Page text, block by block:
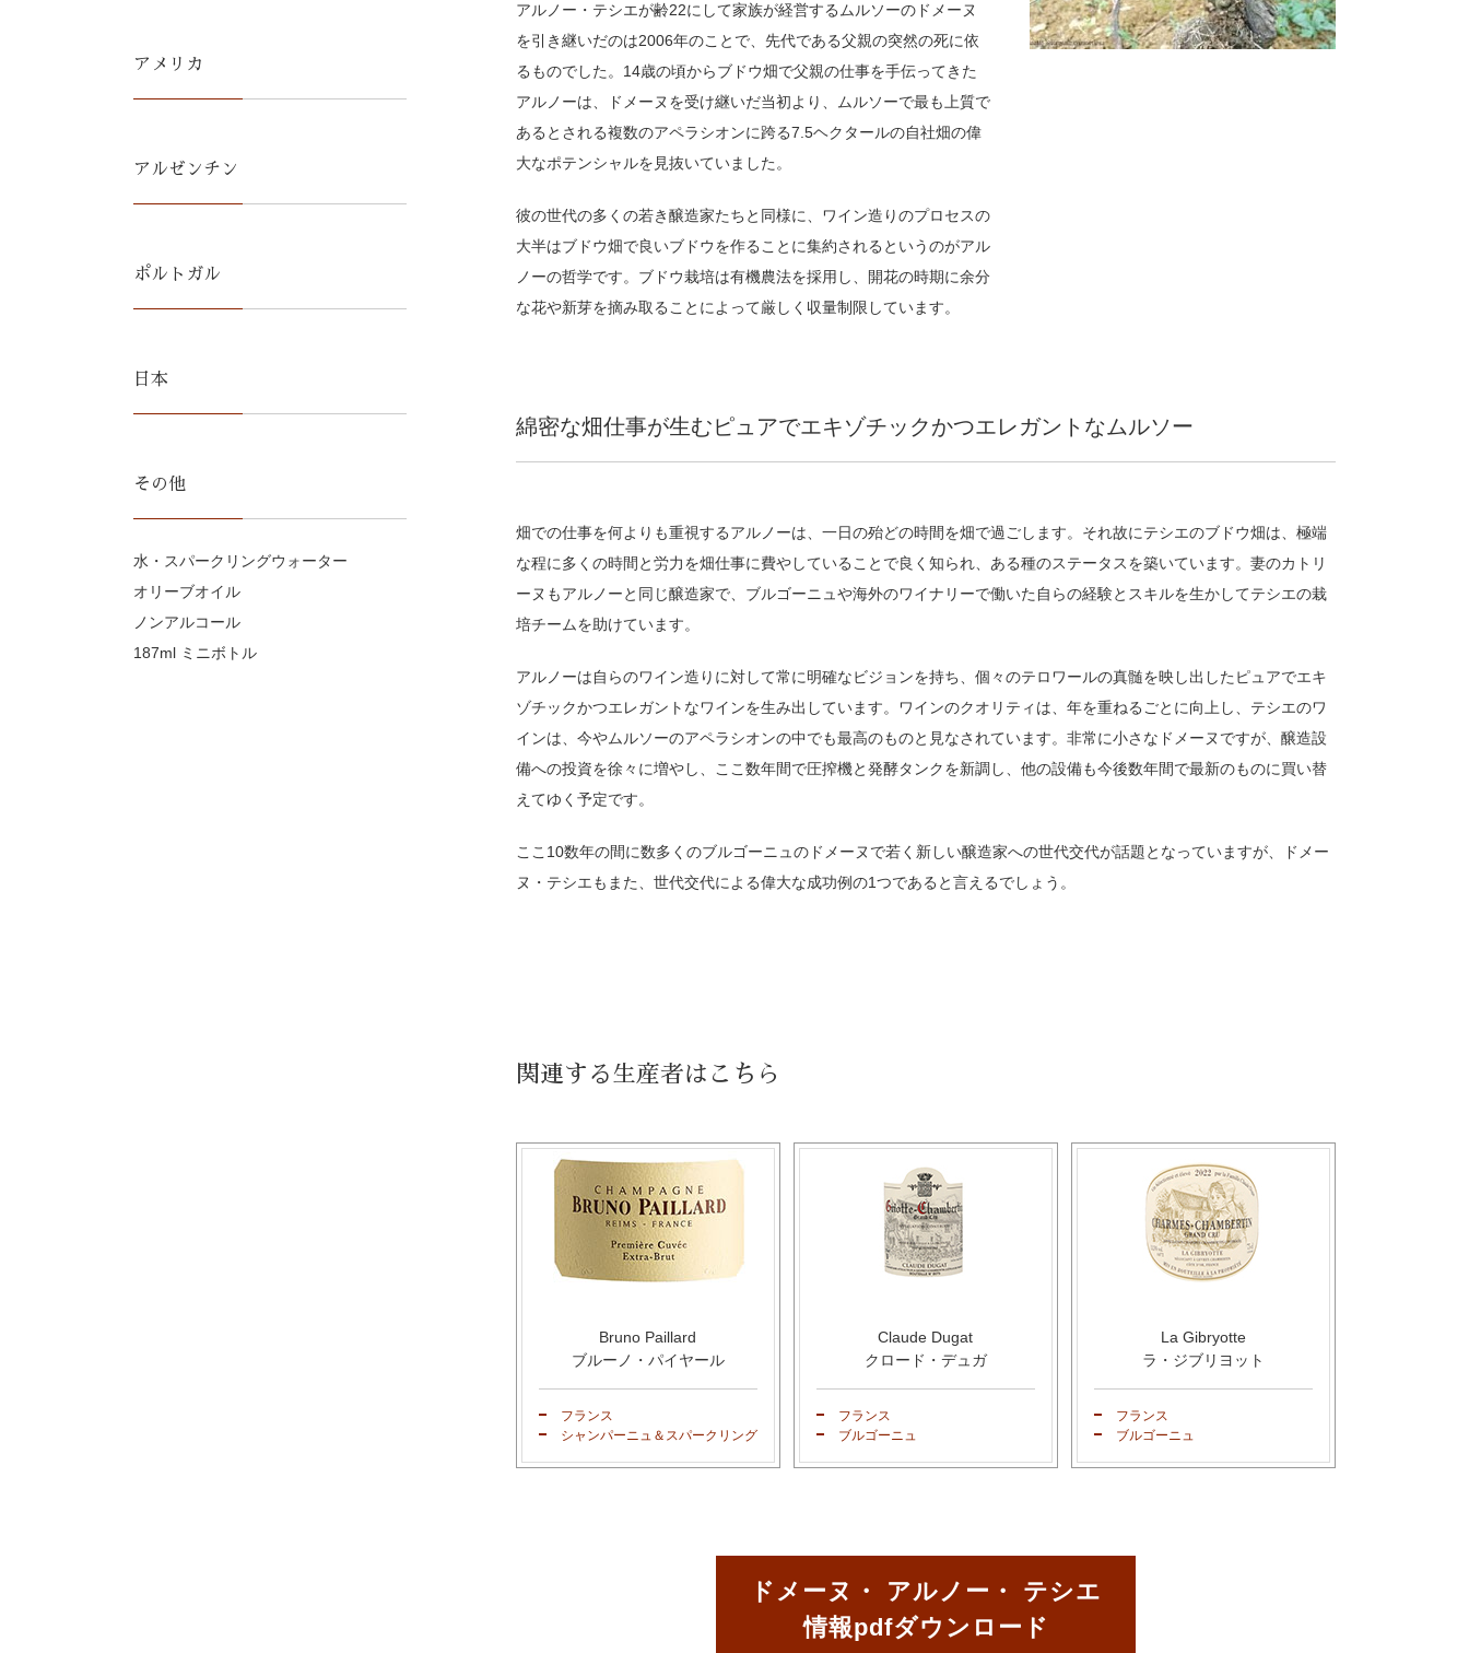
アルノー・テシエが齢22にして家族が経営するムルソーのドメーヌ
を引き継いだのは2006年のことで、先代である父親の突然の死に依
るものでした。14歳の頃からブドウ畑で父親の仕事を手伝ってきた
アルノーは、ドメーヌを受け継いだ当初より、ムルソーで最も上質で
あるとされる複数のアペラシオンに跨る7.5ヘクタールの自社畑の偉
大なポテンシャルを見抜いていました。
彼の世代の多くの若き醸造家たちと同様に、ワイン造りのプロセスの
大半はブドウ畑で良いブドウを作ることに集約されるというのがアル
ノーの哲学です。ブドウ栽培は有機農法を採用し、開花の時期に余分
な花や新芽を摘み取ることによって厳しく収量制限しています。
綿密な畑仕事が生むピュアでエキゾチックかつエレガントなムルソー
畑での仕事を何よりも重視するアルノーは、一日の殆どの時間を畑で過ごします。それ故にテシエのブドウ畑は、極端
な程に多くの時間と労力を畑仕事に費やしていることで良く知られ、ある種のステータスを築いています。妻のカトリ
ーヌもアルノーと同じ醸造家で、ブルゴーニュや海外のワイナリーで働いた自らの経験とスキルを生かしてテシエの栽
培チームを助けています。
アルノーは自らのワイン造りに対して常に明確なビジョンを持ち、個々のテロワールの真髄を映し出したピュアでエキ
ゾチックかつエレガントなワインを生み出しています。ワインのクオリティは、年を重ねるごとに向上し、テシエのワ
インは、今やムルソーのアペラシオンの中でも最高のものと見なされています。非常に小さなドメーヌですが、醸造設
備への投資を徐々に増やし、ここ数年間で圧搾機と発酵タンクを新調し、他の設備も今後数年間で最新のものに買い替
えてゆく予定です。
ここ10数年の間に数多くのブルゴーニュのドメーヌで若く新しい醸造家への世代交代が話題となっていますが、ドメー
ヌ・テシエもまた、世代交代による偉大な成功例の1つであると言えるでしょう。
関連する生産者はこちら
Bruno Paillard
ブルーノ・パイヤール
フランス
シャンパーニュ＆スパークリング
Claude Dugat
クロード・デュガ
フランス
ブルゴーニュ
La Gibryotte
ラ・ジブリヨット
フランス
ブルゴーニュ
ドメーヌ・ アルノー・ テシエ
情報pdfダウンロード
アメリカ
アルゼンチン
ポルトガル
日本
その他
水・スパークリングウォーター
オリーブオイル
ノンアルコール
187ml ミニボトル